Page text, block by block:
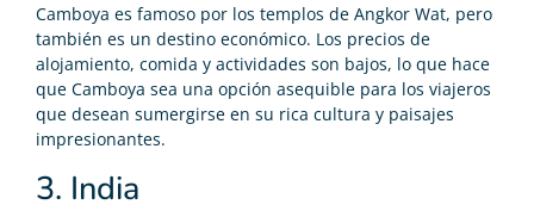
Camboya es famoso por los templos de Angkor Wat, pero
también es un destino económico. Los precios de
alojamiento, comida y actividades son bajos, lo que hace
que Camboya sea una opción asequible para los viajeros
que desean sumergirse en su rica cultura y paisajes
impresionantes.
3. India